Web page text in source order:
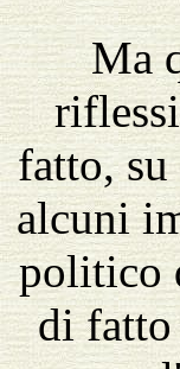
Ma
fatto, su
alcuni
politico
di